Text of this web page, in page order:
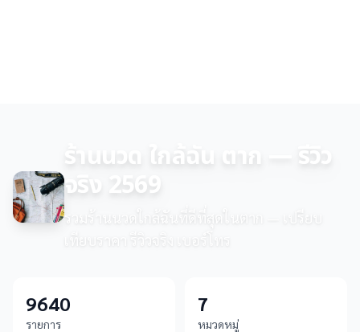
ร้านนวด ใกล้ฉัน ตาก — รีวิว
จริง 2569
รวมร้านนวดใกล้ฉันที่ดีที่สุดในตาก — เปรียบ
เทียบราคา รีวิวจริง เบอร์โทร
9640
รายการ
7
หมวดหมู่